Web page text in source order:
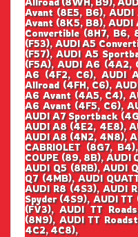
Avant (8E5, B6),
Avant (8K5, B8),
Convertible (8H7, B6,
(F53), AUDI A5
(F57), AUDI A5
(F5A), AUDI A6 (4A2,
A6 (4F2, C6), AUDI
Allroad (4FH, C6),
A6 Avant (4A5, C4),
A6 Avant (4F5, C6),
AUDI A7 Sportback
AUDI A8 (4E2, 4E8),
AUDI A8 (4N2, 4N8),
CABRIOLET (8G7,
COUPE (89, 8B), AUDI
AUDI Q5 (8RB), AUDI
Q7 (4MB), AUDI
AUDI R8 (4S3), AUDI
Spyder (4S9), AUDI
(FV3), AUDI TT
(8N9), AUDI TT
4C2, 4C8),